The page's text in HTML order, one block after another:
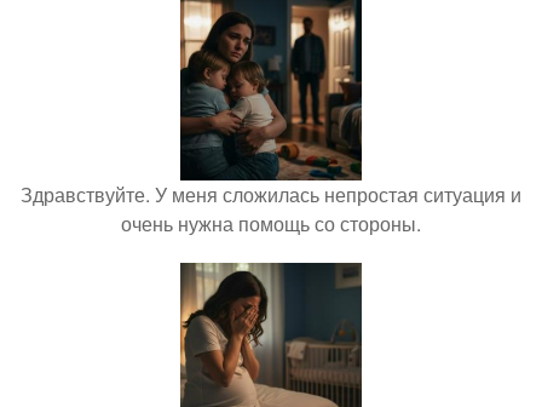
Здравствуйте. У меня сложилась непростая ситуация и
очень нужна помощь со стороны.